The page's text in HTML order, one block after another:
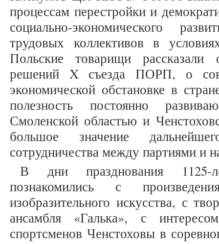
процессам перестройки и
социально-экономического
трудовых коллективов в
Польские товарищи
решений X съезда ПОРП, о
экономической обстановке в
полезность постоянно
Смоленской областью и
большое значение
сотрудничества между партиями и
В дни празднования 1125-
познакомились с
изобразительного искусства, с
ансамбля «Галька», с
спортсменов Ченстоховы в